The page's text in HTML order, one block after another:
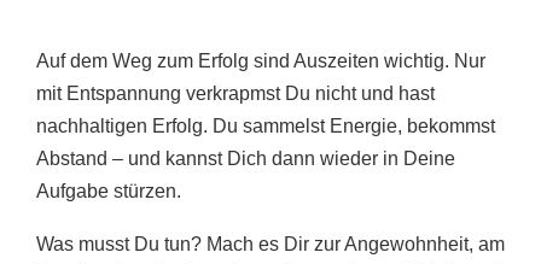
Auf dem Weg zum Erfolg sind Auszeiten wichtig. Nur
mit Entspannung verkrapmst Du nicht und hast
nachhaltigen Erfolg. Du sammelst Energie, bekommst
Abstand – und kannst Dich dann wieder in Deine
Aufgabe stürzen.
Was musst Du tun? Mach es Dir zur Angewohnheit, am